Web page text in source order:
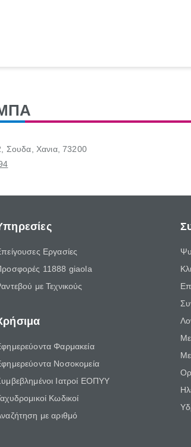
Σουδα, Χανια, 73200
Εργασίες
11888 giaola
με Τεχνικούς
Φαρμακεία
Νοσοκομεία
Ιατροί ΕΟΠΥΥ
Κωδικοί
με αριθμό